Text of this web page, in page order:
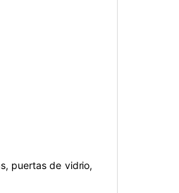
puertas de vidrio,